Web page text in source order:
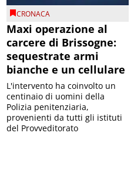
CRONACA
Maxi operazione al
carcere di Brissogne:
sequestrate armi
bianche e un cellulare
L'intervento ha coinvolto un
centinaio di uomini della
Polizia penitenziaria,
provenienti da tutti gli istituti
del Provveditorato